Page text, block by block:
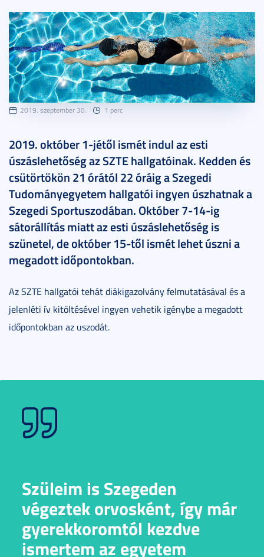
2019. szeptember 30. 1 perc
2019. október 1-jétől ismét indul az esti
úszáslehetőség az SZTE hallgatóinak. Kedden és
csütörtökön 21 órától 22 óráig a Szegedi
Tudományegyetem hallgatói ingyen úszhatnak a
Szegedi Sportuszodában. Október 7-14-ig
sátorállítás miatt az esti úszáslehetőség is
szünetel, de október 15-től ismét lehet úszni a
megadott időpontokban.
Az SZTE hallgatói tehát diákigazolvány felmutatásával és a
jelenléti ív kitöltésével ingyen vehetik igénybe a megadott
időpontokban az uszodát.
Szüleim is Szegeden
végeztek orvosként, így már
gyerekkoromtól kezdve
ismertem az egyetem